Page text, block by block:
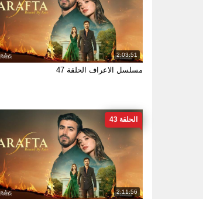
2:03:51
مسلسل الاعراف الحلقة 47
2:11:56
الحلقة 43